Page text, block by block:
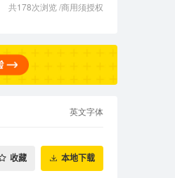
共178次浏览/商用须授权
英文字体
收藏 本地下载